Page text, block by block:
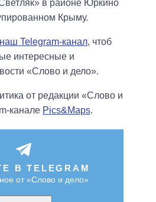
в районе Юркино
Крыму.
Telegram-канал, чтоб
интересные и
«Слово и дело».
от редакции «Слово и
канале Pics&Maps.
В TELEGRAM
от «Слово и дело»